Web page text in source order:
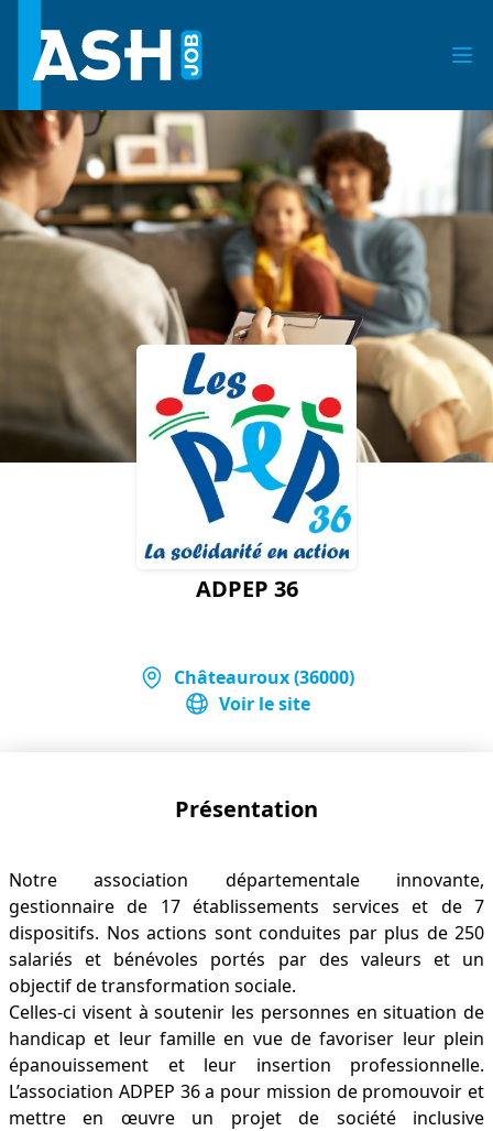
ADPEP 36
Châteauroux (36000)
Voir le site
Présentation
Notre association départementale innovante,
gestionnaire de 17 établissements services et de 7
dispositifs. Nos actions sont conduites par plus de 250
salariés et bénévoles portés par des valeurs et un
objectif de transformation sociale.
Celles-ci visent à soutenir les personnes en situation de
handicap et leur famille en vue de favoriser leur plein
épanouissement et leur insertion professionnelle.
L’association ADPEP 36 a pour mission de promouvoir et
mettre en œuvre un projet de société inclusive